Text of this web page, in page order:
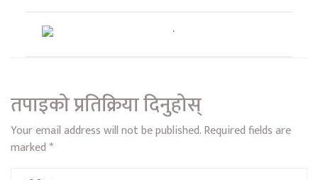
तपाइको प्रतिक्रिया दिनुहोस्
Your email address will not be published.Required fields are
marked *